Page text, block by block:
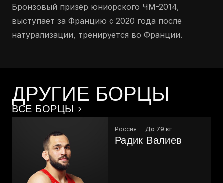
Бронзовый призёр юниорского ЧМ-2014,
выступает за Францию с 2020 года после
натурализации, тренируется во Франции.
ДРУГИЕ БОРЦЫ
ВСЕ БОРЦЫ
Россия До 79 кг
Радик Валиев